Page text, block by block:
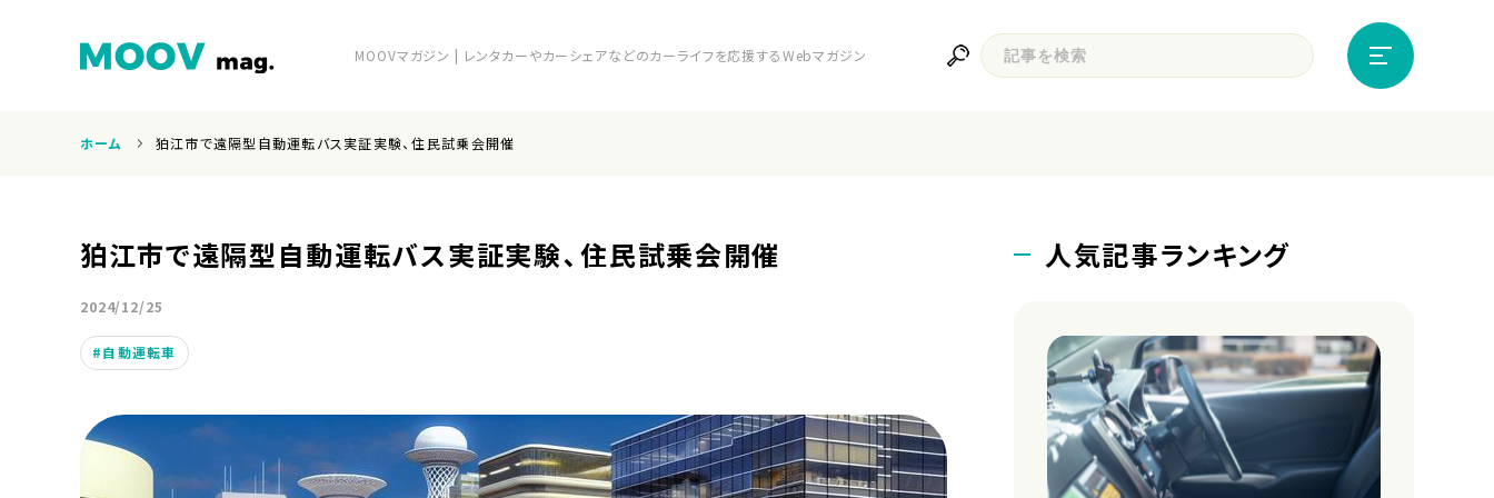
MOOVマガジン | レンタカーやカーシェアなどのカーライフを応援するWebマガジン
ホーム
運営会社
ホーム 狛江市で遠隔型自動運転バス実証実験、住民試乗会開催
狛江市で遠隔型自動運転バス実証実験、住民試乗会開催
2024/12/25
自動運転車
人気記事ランキング